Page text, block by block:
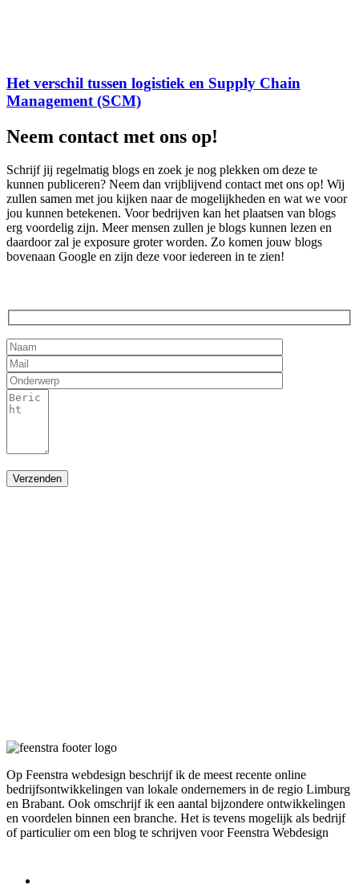
Het verschil tussen logistiek en Supply Chain
Management (SCM)
Neem contact met ons op!
Schrijf jij regelmatig blogs en zoek je nog plekken om deze te
kunnen publiceren? Neem dan vrijblijvend contact met ons op! Wij
zullen samen met jou kijken naar de mogelijkheden en wat we voor
jou kunnen betekenen. Voor bedrijven kan het plaatsen van blogs
erg voordelig zijn. Meer mensen zullen je blogs kunnen lezen en
daardoor zal je exposure groter worden. Zo komen jouw blogs
bovenaan Google en zijn deze voor iedereen in te zien!
Op Feenstra webdesign beschrijf ik de meest recente online
bedrijfsontwikkelingen van lokale ondernemers in de regio Limburg
en Brabant. Ook omschrijf ik een aantal bijzondere ontwikkelingen
en voordelen binnen een branche. Het is tevens mogelijk als bedrijf
of particulier om een blog te schrijven voor Feenstra Webdesign